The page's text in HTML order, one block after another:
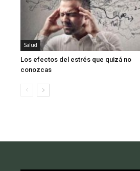
Salud
Los efectos del estrés que quizá no
conozcas